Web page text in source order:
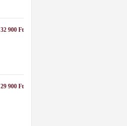
32 900 Ft
29 900 Ft